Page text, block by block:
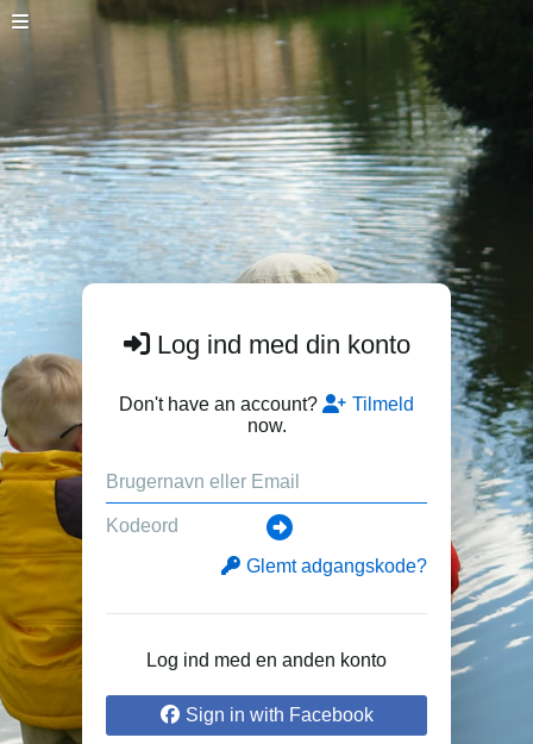
Log ind med din konto
Don't have an account?
Tilmeld
now.
Glemt adgangskode?
Log ind med en anden konto
Sign in with Facebook